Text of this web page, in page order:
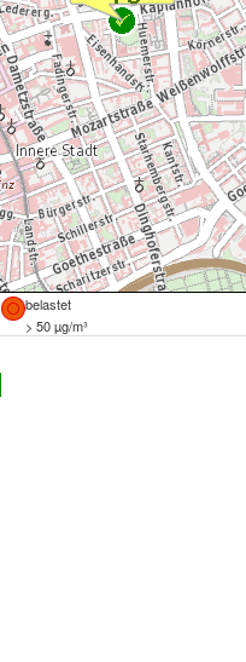
belastet
> 50 µg/m³